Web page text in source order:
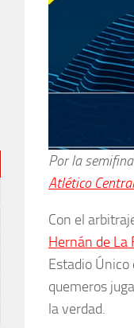
Por la
Atlético
Con el
Hernán de La
Estadio Único
quemeros
la verdad.